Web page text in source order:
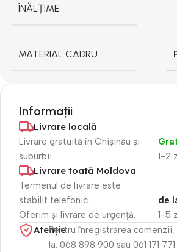
ÎNĂLȚIME
MATERIAL CADRU
Informații
Livrare locală
Livrare gratuită în Chișinău și
suburbii.
1-2
Livrare toată Moldova
Termenul de livrare este
stabilit telefonic.
Oferim și livrare de urgență.
1-5
de
Atenție​Pentru înregistrarea
la: 068 898 900 sau 061 171 771